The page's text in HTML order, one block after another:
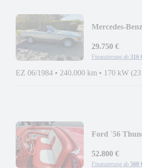
Mercedes-
29.750 €
Finanzierung ab 316
EZ 06/1984 • 240.000 km • 170 kW
Ford `56
52.800 €
Finanzierung ab 560